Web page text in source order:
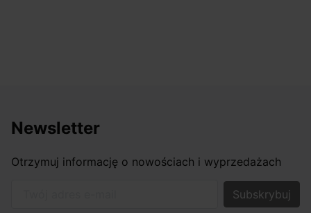
Newsletter
Otrzymuj informację o nowościach i wyprzedażach